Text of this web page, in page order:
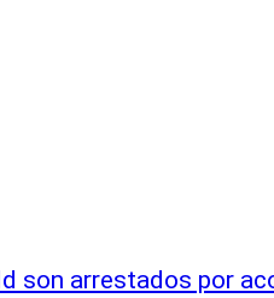
son arrestados por